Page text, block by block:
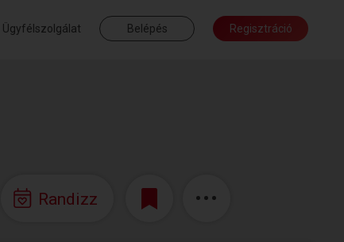
Ügyfélszolgálat Belépés Regisztráció
Randizz